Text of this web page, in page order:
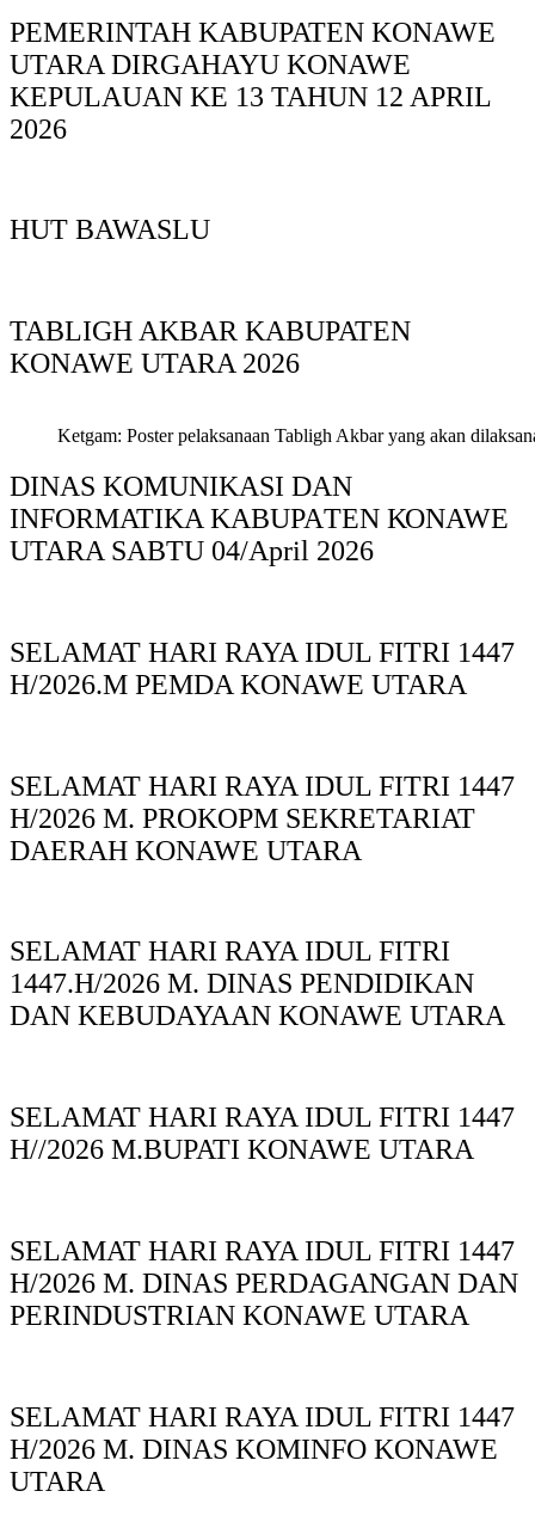
PEMERINTAH KABUPATEN KONAWE
UTARA DIRGAHAYU KONAWE
KEPULAUAN KE 13 TAHUN 12 APRIL
2026
HUT BAWASLU
TABLIGH AKBAR KABUPATEN
KONAWE UTARA 2026
Ketgam: Poster pelaksanaan Tabligh Akbar yang akan
DINAS KOMUNIKASI DAN
INFORMATIKA KABUPAΤΕΝ ΚΟNAWE
UTARA SABTU 04/April 2026
SELAMAT HARI RAYA IDUL FITRI 1447
H/2026.M PEMDA KONAWE UTARA
SELAMAT HARI RAYA IDUL FITRI 1447
H/2026 M. PROKOPM SEKRETARIAT
DAERAH KONAWE UTARA
SELAMAT HARI RAYA IDUL FITRI
1447.H/2026 M. DINAS PENDIDIKAN
DAN KEBUDAYAAN KONAWE UTARA
SELAMAT HARI RAYA IDUL FITRI 1447
H//2026 M.BUPATI KONAWE UTARA
SELAMAT HARI RAYA IDUL FITRI 1447
H/2026 M. DINAS PERDAGANGAN DAN
PERINDUSTRIAN KONAWE UTARA
SELAMAT HARI RAYA IDUL FITRI 1447
H/2026 M. DINAS KOMINFO KONAWE
UTARA